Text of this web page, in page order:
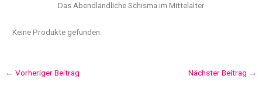
Das Abendländliche Schisma im Mittelalter
Keine Produkte gefunden.
← Vorheriger Beitrag Nächster Beitrag →